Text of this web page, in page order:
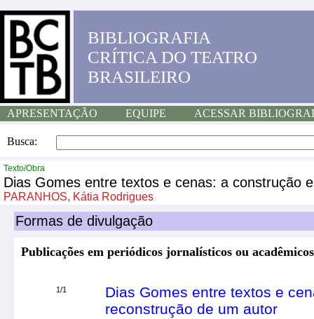
BIBLIOGRAFIA
CRÍTICA DO TEATRO
BRASILEIRO
APRESENTAÇÃO EQUIPE ACESSAR
Busca:
Texto/Obra
Dias Gomes entre textos e cenas: a construção
PARANHOS, Kátia Rodrigues
Formas de divulgação
Publicações em periódicos jornalísticos ou acadêmicos
1/1
Dias Gomes entre textos e
reconstrução de um autor